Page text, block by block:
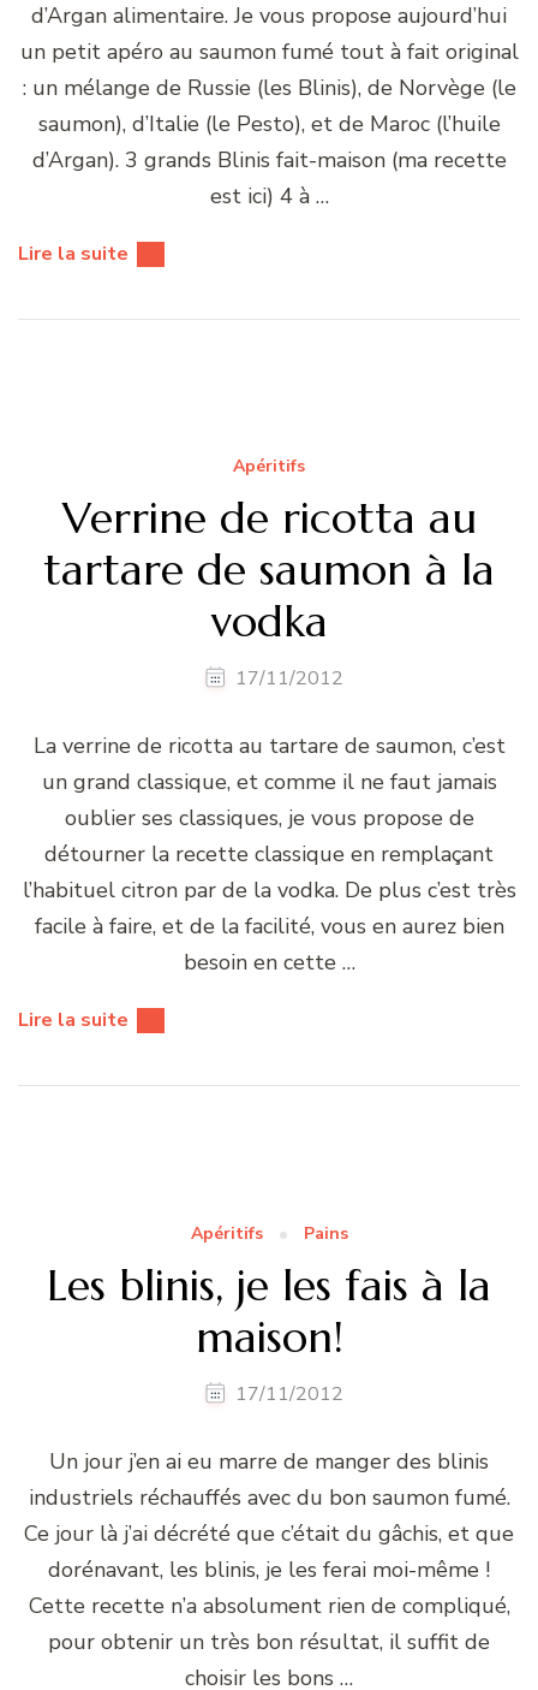
d’Argan alimentaire. Je vous propose aujourd’hui
un petit apéro au saumon fumé tout à fait original
: un mélange de Russie (les Blinis), de Norvège (le
saumon), d’Italie (le Pesto), et de Maroc (l’huile
d’Argan). 3 grands Blinis fait-maison (ma recette
est ici) 4 à …
Lire la suite
Apéritifs
Verrine de ricotta au
tartare de saumon à la
vodka
17/11/2012
La verrine de ricotta au tartare de saumon, c’est
un grand classique, et comme il ne faut jamais
oublier ses classiques, je vous propose de
détourner la recette classique en remplaçant
l’habituel citron par de la vodka. De plus c’est très
facile à faire, et de la facilité, vous en aurez bien
besoin en cette …
Lire la suite
Apéritifs Pains
Les blinis, je les fais à la
maison!
17/11/2012
Un jour j’en ai eu marre de manger des blinis
industriels réchauffés avec du bon saumon fumé.
Ce jour là j’ai décrété que c’était du gâchis, et que
dorénavant, les blinis, je les ferai moi-même !
Cette recette n’a absolument rien de compliqué,
pour obtenir un très bon résultat, il suffit de
choisir les bons …